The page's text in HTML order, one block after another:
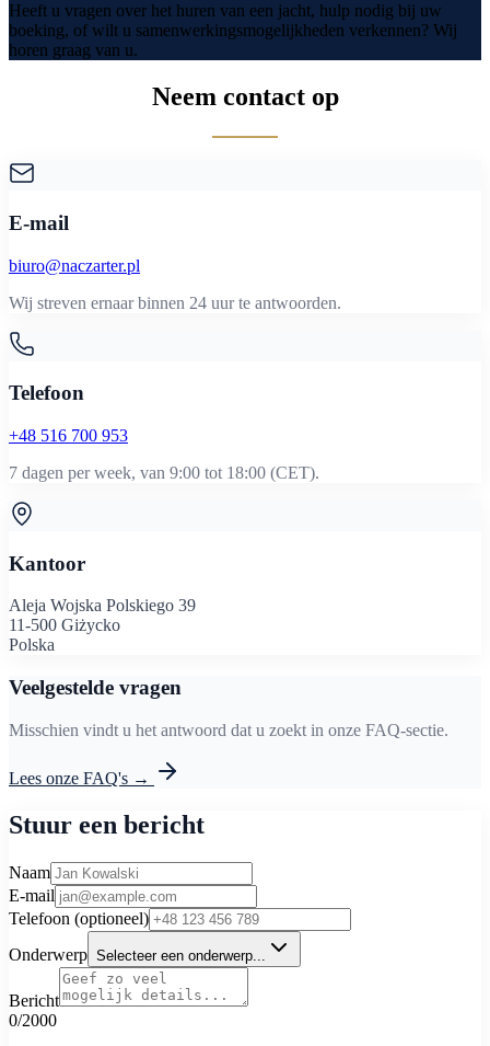
Heeft u vragen over het huren van een jacht, hulp nodig bij uw
boeking, of wilt u samenwerkingsmogelijkheden verkennen? Wij
horen graag van u.
Neem contact op
E-mail
biuro@naczarter.pl
Wij streven ernaar binnen 24 uur te antwoorden.
Telefoon
+48 516 700 953
7 dagen per week, van 9:00 tot 18:00 (CET).
Kantoor
Aleja Wojska Polskiego 39
11-500 Giżycko
Polska
Veelgestelde vragen
Misschien vindt u het antwoord dat u zoekt in onze FAQ-sectie.
Lees onze FAQ's →
Stuur een bericht
Naam
E-mail
Telefoon (optioneel)
Onderwerp Selecteer een onderwerp...
Bericht
0/2000